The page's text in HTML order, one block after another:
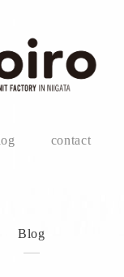
contact
Blog